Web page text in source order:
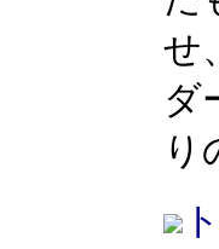
せ
ダ
り